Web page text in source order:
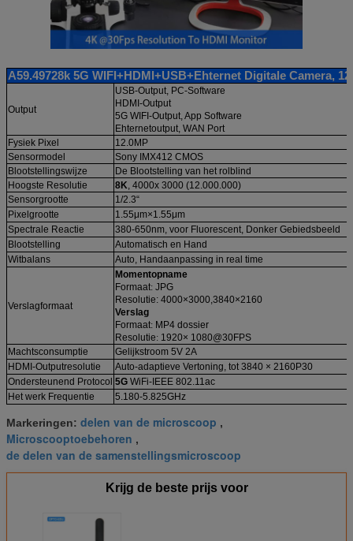
A59.49728k 5G WIFI+HDMI+USB+Ehternet Digitale Camera,
Output
USB-Output, PC-Software
HDMI-Output
5G WIFI-Output, App Software
Ehternetoutput, WAN Port
Fysiek Pixel
12.0MP
Sensormodel
Sony IMX412 CMOS
Blootstellingswijze
De Blootstelling van het rolblind
Hoogste Resolutie
8K , 4000x 3000 (12.000.000)
Sensorgrootte
1/2.3“
Pixelgrootte
1.55μm×1.55μm
Spectrale Reactie
380-650nm, voor Fluorescent, Donker Gebiedsbeeld
Blootstelling
Automatisch en Hand
Witbalans
Auto, Handaanpassing in real time
Verslagformaat
Momentopname
Formaat: JPG
Resolutie: 4000×3000,3840×2160
Verslag
Formaat: MP4 dossier
Resolutie: 1920× 1080@30FPS
Machtsconsumptie
Gelijkstroom 5V 2A
HDMI-Outputresolutie
Auto-adaptieve Vertoning, tot 3840 × 2160P30
Ondersteunend Protocol 5G WiFi-IEEE 802.11ac
Het werk Frequentie
5.180-5.825GHz
Markeringen: delen van de microscoop ,
Microscooptoebehoren ,
de delen van de samenstellingsmicroscoop
Krijg de beste prijs voor